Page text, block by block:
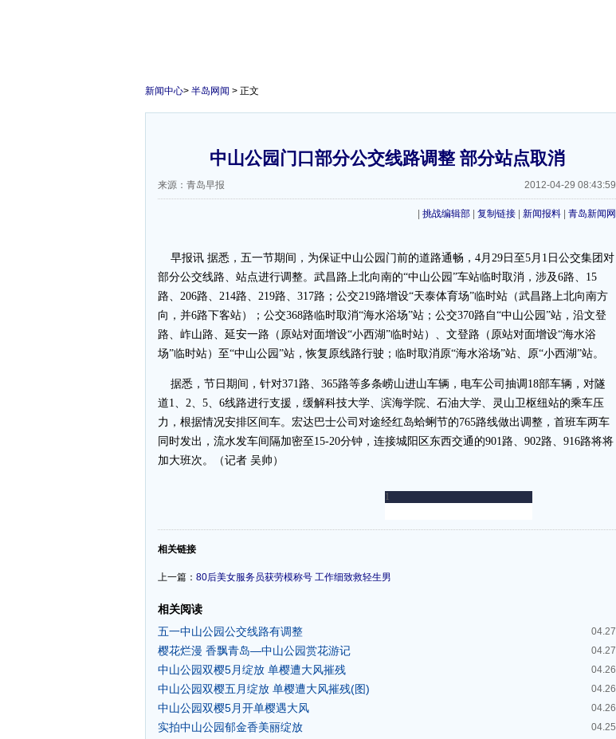
新闻中心> 半岛网闻 > 正文
中山公园门口部分公交线路调整 部分站点取消
来源：青岛早报 2012-04-29 08:43:59
挑战编辑部 复制链接 新闻报料 青岛新闻网
早报讯 据悉，五一节期间，为保证中山公园门前的道路通畅，4月29日至5月1日公交集团对
部分公交线路、站点进行调整。武昌路上北向南的“中山公园”车站临时取消，涉及6路、15
路、206路、214路、219路、317路；公交219路增设“天泰体育场”临时站（武昌路上北向南方
向，并6路下客站）；公交368路临时取消“海水浴场”站；公交370路自“中山公园”站，沿文登
路、岞山路、延安一路（原站对面增设“小西湖”临时站）、文登路（原站对面增设“海水浴
场”临时站）至“中山公园”站，恢复原线路行驶；临时取消原“海水浴场”站、原“小西湖”站。
据悉，节日期间，针对371路、365路等多条崂山进山车辆，电车公司抽调18部车辆，对隧
道1、2、5、6线路进行支援，缓解科技大学、滨海学院、石油大学、灵山卫枢纽站的乘车压
力，根据情况安排区间车。宏达巴士公司对途经红岛蛤蜊节的765路线做出调整，首班车两车
同时发出，流水发车间隔加密至15-20分钟，连接城阳区东西交通的901路、902路、916路将将
加大班次。（记者 吴帅）
-
相关链接
上一篇： 80后美女服务员获劳模称号 工作细致救轻生男
相关阅读
04.27
五一中山公园公交线路有调整
04.27
樱花烂漫 香飘青岛—中山公园赏花游记
04.26
中山公园双樱5月绽放 单樱遭大风摧残
04.26
中山公园双樱五月绽放 单樱遭大风摧残(图)
04.26
中山公园双樱5月开单樱遇大风
04.25
实拍中山公园郁金香美丽绽放